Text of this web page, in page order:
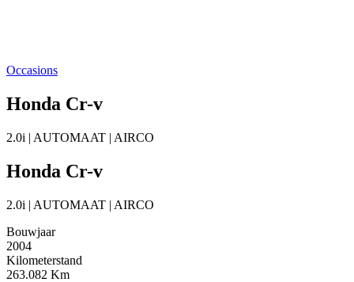
Occasions
Honda Cr-v
2.0i | AUTOMAAT | AIRCO
Honda Cr-v
2.0i | AUTOMAAT | AIRCO
Bouwjaar
2004
Kilometerstand
263.082 Km